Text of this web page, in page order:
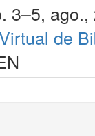
3–5, ago.,
de